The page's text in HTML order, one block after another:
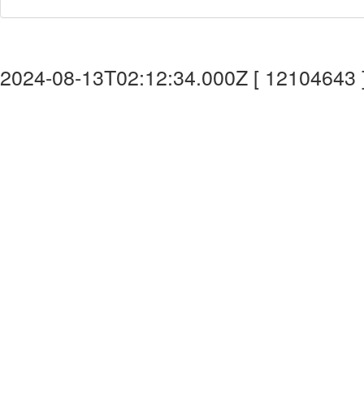
2024-08-13T02:12:34.000Z [ 12104643